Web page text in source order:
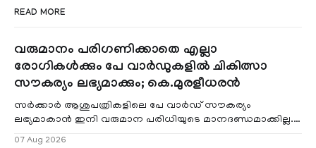
READ MORE
വരുമാനം പരിഗണിക്കാതെ എല്ലാ
രോഗികൾക്കും പേ വാർഡുകളിൽ ചികിത്സാ
സൗകര്യം ലഭ്യമാക്കും; കെ.മുരളീധരൻ
സർക്കാർ ആശുപത്രികളിലെ പേ വാർഡ് സൗകര്യം
ലഭ്യമാകാൻ ഇനി വരുമാന പരിധിയുടെ മാനദണ്ഡമാക്കില്ല.
വരുമാനം പരിഗണിക്കാതെ എല്ലാ രോഗികൾക്കും പേ വാർഡു
07 Aug 2026